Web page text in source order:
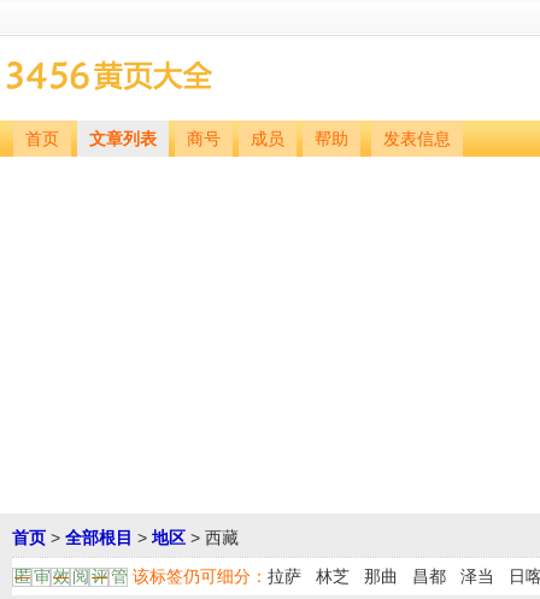
首页 文章列表 商号 成员 帮助 发表信息
首页 > 全部根目 > 地区 > 西藏
匿 审 效 阅 评 管 该标签仍可细分： 拉萨 林芝 那曲 昌都 泽当 日